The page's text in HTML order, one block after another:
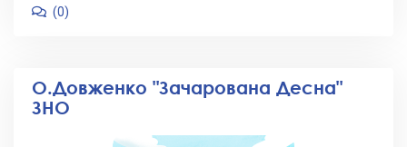
(0)
О.Довженко "Зачарована Десна"
ЗНО